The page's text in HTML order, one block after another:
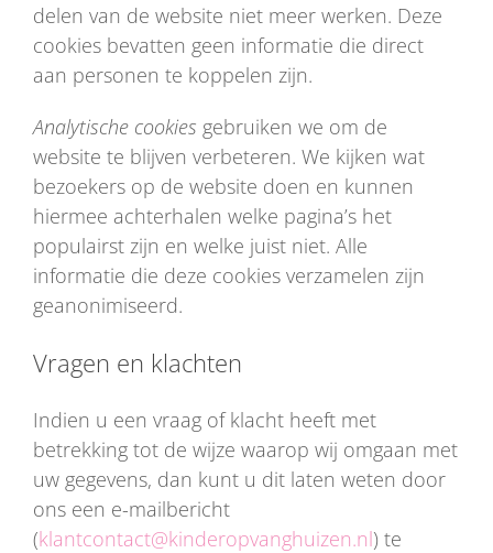
delen van de website niet meer werken. Deze
cookies bevatten geen informatie die direct
aan personen te koppelen zijn.
Analytische cookies gebruiken we om de
website te blijven verbeteren. We kijken wat
bezoekers op de website doen en kunnen
hiermee achterhalen welke pagina’s het
populairst zijn en welke juist niet. Alle
informatie die deze cookies verzamelen zijn
geanonimiseerd.
Vragen en klachten
Indien u een vraag of klacht heeft met
betrekking tot de wijze waarop wij omgaan met
uw gegevens, dan kunt u dit laten weten door
ons een e-mailbericht
(klantcontact@kinderopvanghuizen.nl) te